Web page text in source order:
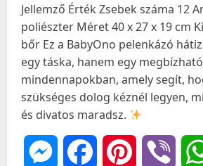
Jellemző Érték Zsebek száma 12
poliészter Méret 40 x 27 x 19 cm
bőr Ez a BabyOno pelenkázó
egy táska, hanem egy
mindennapokban, amely segít,
szükséges dolog kéznél legyen,
és divatos maradsz.
MessengerFacebookPinterest Viber